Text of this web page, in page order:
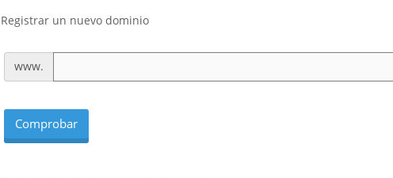
Registrar un nuevo dominio
www.
Comprobar